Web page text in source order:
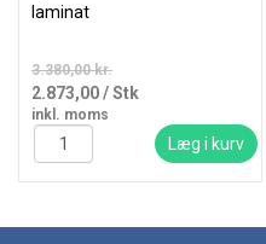
laminat
3.380,00 kr.
2.873,00/ Stk
inkl. moms
Læg i kurv